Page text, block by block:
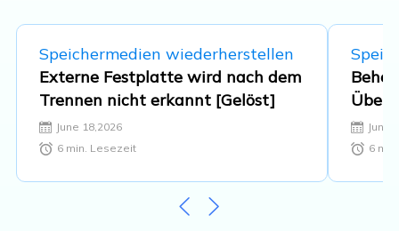
Speichermedien wiederherstellen
Externe Festplatte wird nach dem
Trennen nicht erkannt [Gelöst]
June 18,2026
6min. Lesezeit
undJune
6